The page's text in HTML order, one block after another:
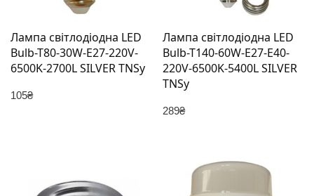
Лампа світлодіодна LED
Bulb-T80-30W-E27-220V-
6500K-2700L SILVER TNSy
105₴
Лампа світлодіодна LED
Bulb-T140-60W-E27-E40-
220V-6500K-5400L SILVER
TNSy
289₴